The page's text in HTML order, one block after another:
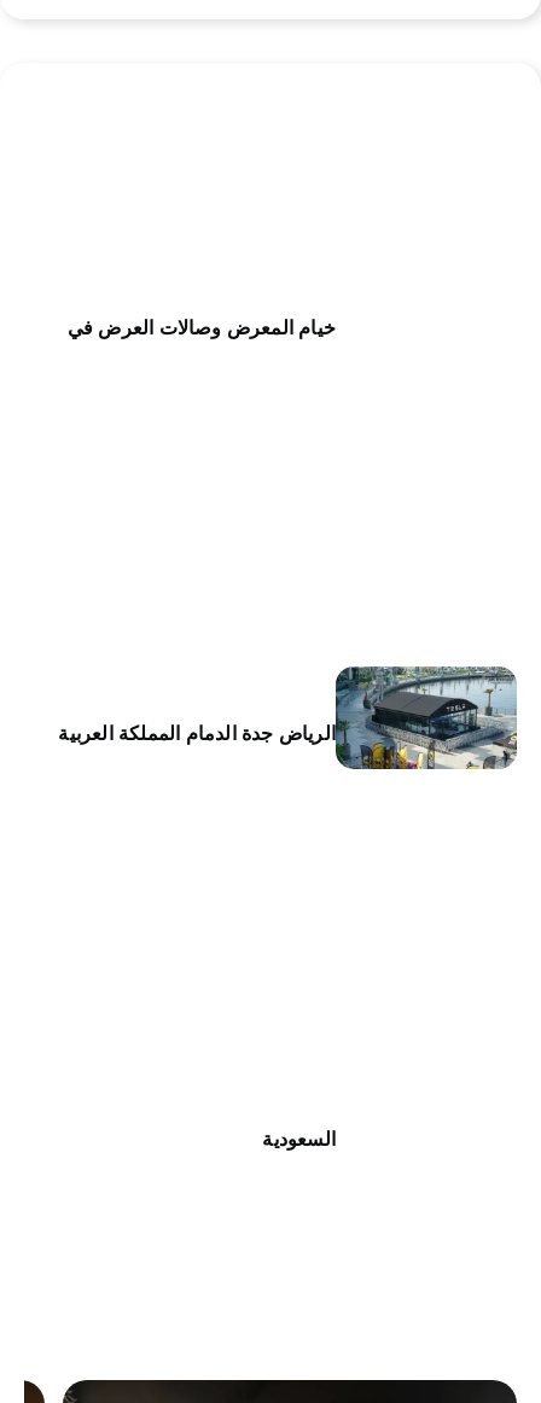
خيام المعرض وصالات العرض في
الرياض جدة الدمام المملكة العربية
السعودية